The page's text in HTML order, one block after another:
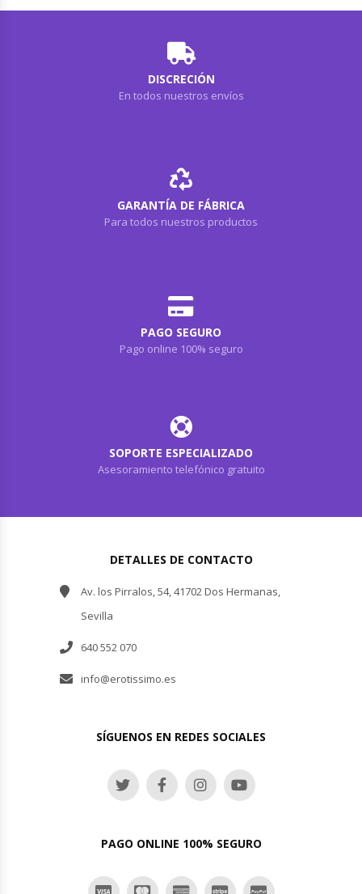
DISCRECIÓN
En todos nuestros envíos
GARANTÍA DE FÁBRICA
Para todos nuestros productos
PAGO SEGURO
Pago online 100% seguro
SOPORTE ESPECIALIZADO
Asesoramiento telefónico gratuito
DETALLES DE CONTACTO
Av. los Pirralos, 54, 41702 Dos Hermanas,
Sevilla
640 552 070
info@erotissimo.es
SÍGUENOS EN REDES SOCIALES
PAGO ONLINE 100% SEGURO